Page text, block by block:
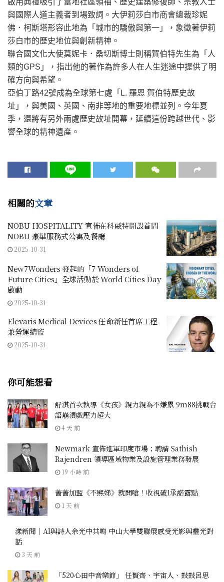
與國際人道主義者到場致詞。大伊莉莎白市商會總裁珍妮
佛．柯斯塔形容此地為「城市的驕傲與第一」，象徵著伊莉
莎白市的歷史地位與創新精神。
聯合國文化大使莫妮卡．桑切斯博士則稱賀伯特先生為「人
類的GPS」，指出他的著作為許多人在人生迷途中提供了明
確方向與希望。
亞伯丁路42號成為全球第七處「L. 羅恩 賀伯特歷史故
址」，與美國、英國、南非等地的重要地標並列。今年夏
季，還將有另外兩處歷史故址開幕，延續這份跨越世代、影
響全球的精神遺產。
相關的文章
NOBU HOSPITALITY 宣佈在科威特開設首間
NOBU 豪華服務式公寓及餐廳
2025-10-31
New7Wonders 發起的「7 Wonders of
Future Cities」全球活動於 World Cities Day
啟動
2025-10-31
Elevaris Medical Devices 任命新任首席工程
兼營運總監
2025-10-31
你可能想看
舒淇首次執導《女孩》親力親為不嫌累 9m88挑戰台
語崩潰戲壓力超大
4 天 前
Newmark 宣佈進軍印度市場；聘請 Sathish
Rajendren 領導區域物業及設施管理業務發展
19 小時 前
薔薔加盟《不熙娣》就開嗆！收視破1承諾露點
1 天 前
漾新聞｜AI與詩人余光中共鳴 中山大學雙聯展感受光影與靈光對
話
3 天 前
「520心田中音樂節」 任賢齊、宇宙人、鼓鼓呂思